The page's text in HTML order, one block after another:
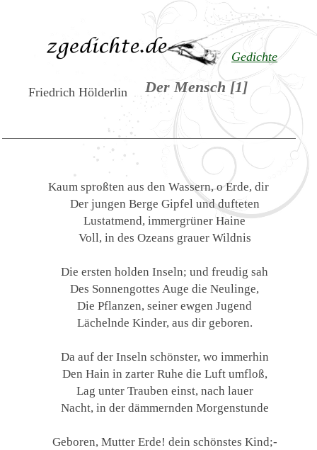
Gedichte
Der Mensch [1]
Friedrich Hölderlin
Kaum sproßten aus den Wassern, o Erde, dir
Der jungen Berge Gipfel und dufteten
Lustatmend, immergrüner Haine
Voll, in des Ozeans grauer Wildnis
Die ersten holden Inseln; und freudig sah
Des Sonnengottes Auge die Neulinge,
Die Pflanzen, seiner ewgen Jugend
Lächelnde Kinder, aus dir geboren.
Da auf der Inseln schönster, wo immerhin
Den Hain in zarter Ruhe die Luft umfloß,
Lag unter Trauben einst, nach lauer
Nacht, in der dämmernden Morgenstunde
Geboren, Mutter Erde! dein schönstes Kind;-